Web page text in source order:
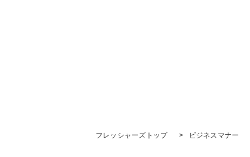
フレッシャーズトップ > ビジネスマナー